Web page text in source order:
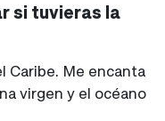
si tuvieras la
Caribe. Me encanta
virgen y el océano